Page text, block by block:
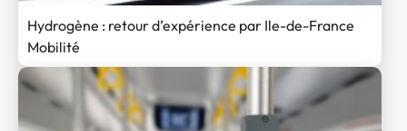
Hydrogène : retour d’expérience par Ile-de-France
Mobilité